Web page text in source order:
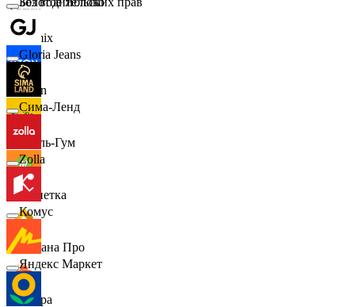
Demix
Ozon
Бубль-Гум
Монетка
Лемана Про
7 утра
Gloria Jeans
Сима-Ленд
Zolla
Комус
Яндекс Маркет